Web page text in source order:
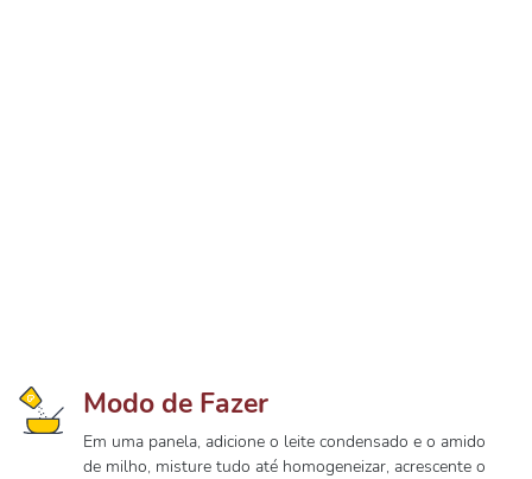
Modo de Fazer
Em uma panela, adicione o leite condensado e o amido
de milho, misture tudo até homogeneizar, acrescente o